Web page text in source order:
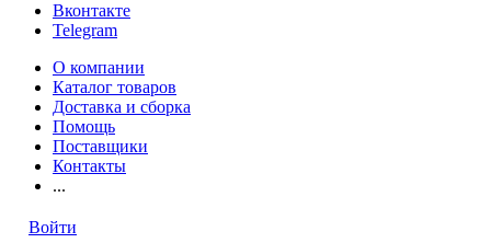
Вконтакте
Telegram
О компании
Каталог товаров
Доставка и сборка
Помощь
Поставщики
Контакты
...
Войти